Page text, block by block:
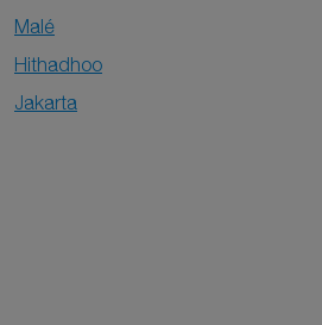
Malé
Hithadhoo
Jakarta